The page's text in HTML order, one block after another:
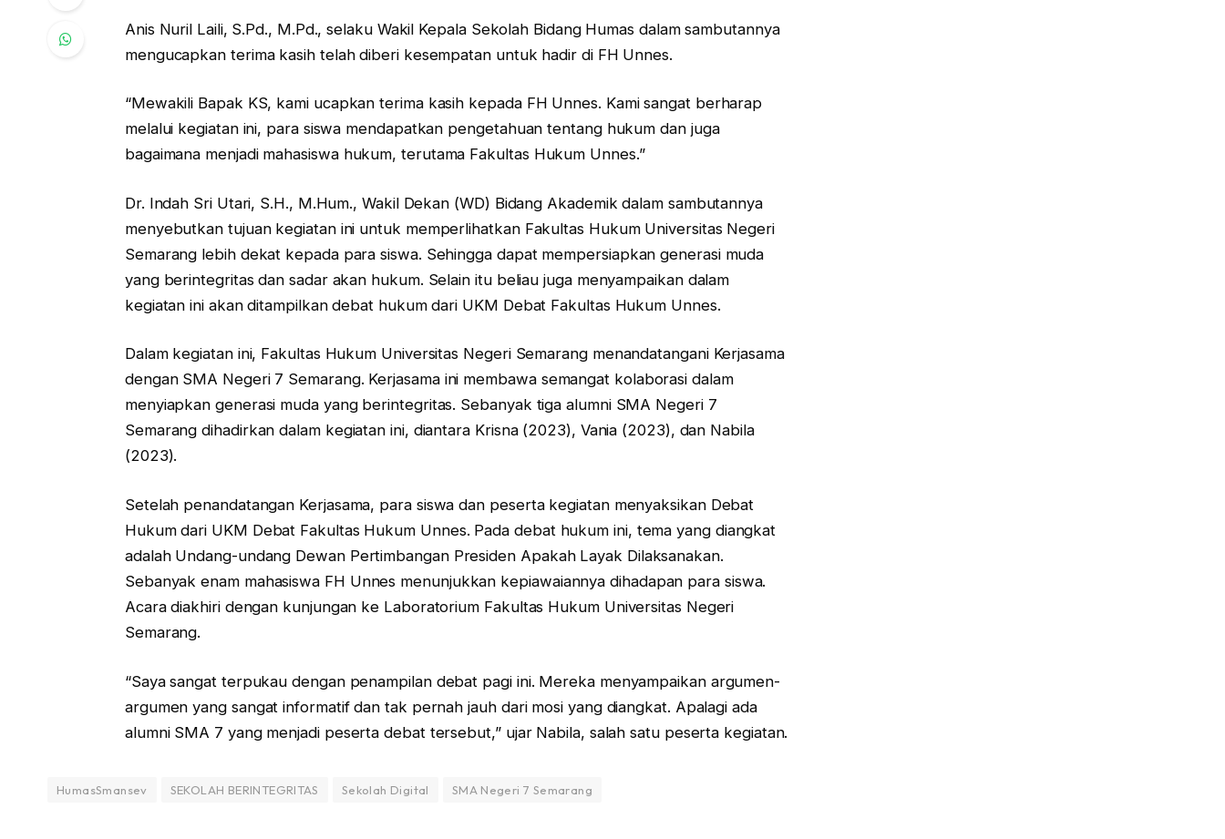
Anis Nuril Laili, S.Pd., M.Pd., selaku Wakil Kepala Sekolah Bidang Humas dalam sambutannya
mengucapkan terima kasih telah diberi kesempatan untuk hadir di FH Unnes.
“Mewakili Bapak KS, kami ucapkan terima kasih kepada FH Unnes. Kami sangat berharap
melalui kegiatan ini, para siswa mendapatkan pengetahuan tentang hukum dan juga
bagaimana menjadi mahasiswa hukum, terutama Fakultas Hukum Unnes.”
Dr. Indah Sri Utari, S.H., M.Hum., Wakil Dekan (WD) Bidang Akademik dalam sambutannya
menyebutkan tujuan kegiatan ini untuk memperlihatkan Fakultas Hukum Universitas Negeri
Semarang lebih dekat kepada para siswa. Sehingga dapat mempersiapkan generasi muda
yang berintegritas dan sadar akan hukum. Selain itu beliau juga menyampaikan dalam
kegiatan ini akan ditampilkan debat hukum dari UKM Debat Fakultas Hukum Unnes.
Dalam kegiatan ini, Fakultas Hukum Universitas Negeri Semarang menandatangani Kerjasama
dengan SMA Negeri 7 Semarang. Kerjasama ini membawa semangat kolaborasi dalam
menyiapkan generasi muda yang berintegritas. Sebanyak tiga alumni SMA Negeri 7
Semarang dihadirkan dalam kegiatan ini, diantara Krisna (2023), Vania (2023), dan Nabila
(2023).
Setelah penandatangan Kerjasama, para siswa dan peserta kegiatan menyaksikan Debat
Hukum dari UKM Debat Fakultas Hukum Unnes. Pada debat hukum ini, tema yang diangkat
adalah Undang-undang Dewan Pertimbangan Presiden Apakah Layak Dilaksanakan.
Sebanyak enam mahasiswa FH Unnes menunjukkan kepiawaiannya dihadapan para siswa.
Acara diakhiri dengan kunjungan ke Laboratorium Fakultas Hukum Universitas Negeri
Semarang.
“Saya sangat terpukau dengan penampilan debat pagi ini. Mereka menyampaikan argumen-
argumen yang sangat informatif dan tak pernah jauh dari mosi yang diangkat. Apalagi ada
alumni SMA 7 yang menjadi peserta debat tersebut,” ujar Nabila, salah satu peserta kegiatan.
HumasSmansev SEKOLAH BERINTEGRITAS Sekolah Digital SMA Negeri 7 Semarang